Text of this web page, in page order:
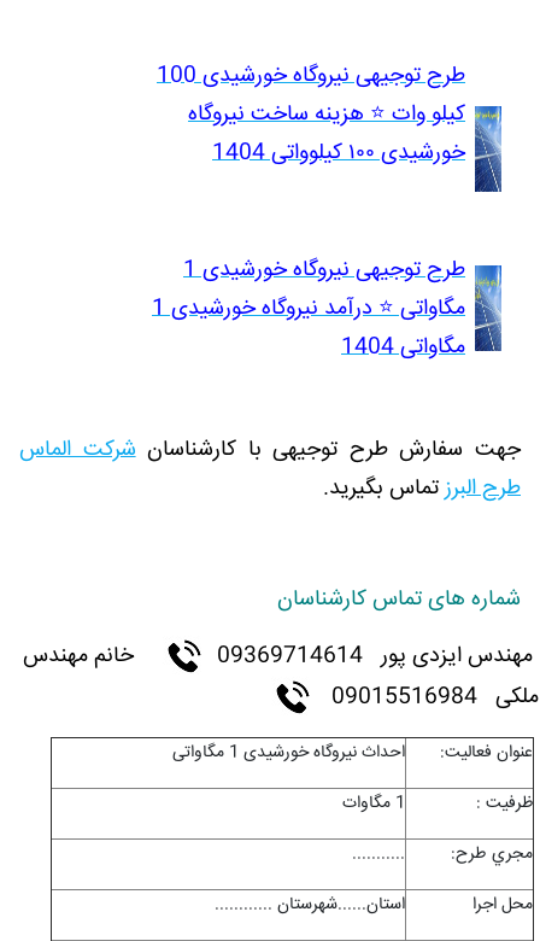
طرح توجیهی نیروگاه خورشیدی 100
کیلو وات ⭐️ هزینه ساخت نیروگاه
خورشیدی ۱۰۰ کیلوواتی
1404
طرح توجیهی نیروگاه خورشیدی 1
مگاواتی ⭐️ درآمد نیروگاه خورشیدی 1
مگاواتی 1404
جهت سفارش طرح توجیهی با کارشناسانشرکت الماس
طرح البرزتماس بگیرید.
شماره های تماس کارشناسان
مهندس ایزدی پور 09369714614
خانم مهندس
ملکی 09015516984
عنوان فعاليت:
احداث نیروگاه خورشیدی 1 مگاواتی
ظرفيت :
1 مگاوات
مجري طرح:
...........
محل اجرا
استان......شهرستان ............